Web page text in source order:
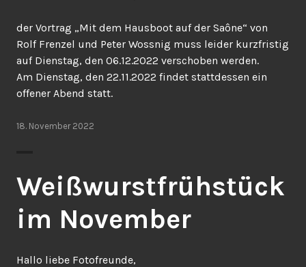
der Vortrag „Mit dem Hausboot auf der Saône“ von
Rolf Frenzel und Peter Wossnig muss leider kurzfristig
auf Dienstag, den 06.12.2022 verschoben werden.
Am Dienstag, den 22.11.2022 findet stattdessen ein
offener Abend statt.
18. November 2022
Weißwurstfrühstück
im November
Hallo liebe Fotofreunde,